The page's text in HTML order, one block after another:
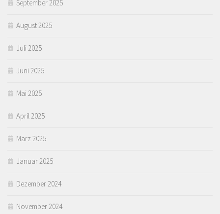
September 2025
August 2025
Juli 2025
Juni 2025
Mai 2025
April 2025
März 2025
Januar 2025
Dezember 2024
November 2024